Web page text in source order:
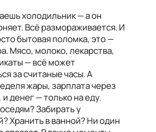
холодильник — а он
Всё размораживается. И
бытовая поломка, это —
Мясо, молоко, лекарства,
— всё может
за считаные часы. А
жары, зарплата через
и денег — только на еду.
Забирать у
Хранить в ванной? Ни один